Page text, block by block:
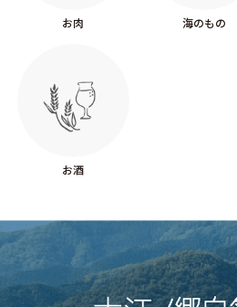
お肉 海のもの
お酒